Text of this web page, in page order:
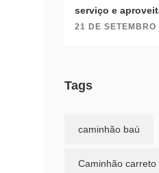
serviço e
21 DE SETEMBRO
Tags
caminhão baú
Caminhão carreto